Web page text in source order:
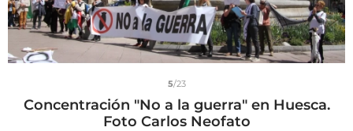
5/23
Concentración "No a la guerra" en Huesca.
Foto Carlos Neofato